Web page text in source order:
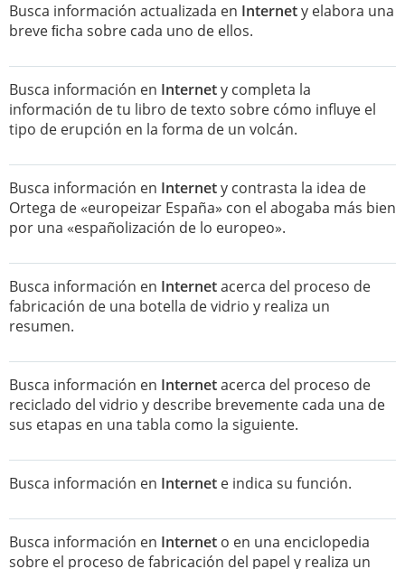
Busca información actualizada en Internety elabora una
breve ﬁcha sobre cada uno de ellos.
Busca información en Internety completa la
información de tu libro de texto sobre cómo influye el
tipo de erupción en la forma de un volcán.
Busca información en Internety contrasta la idea de
Ortega de «europeizar España» con el abogaba más bien
por una «españolización de lo europeo».
Busca información en Internetacerca del proceso de
fabricación de una botella de vidrio y realiza un
resumen.
Busca información en Internetacerca del proceso de
reciclado del vidrio y describe brevemente cada una de
sus etapas en una tabla como la siguiente.
Busca información en Internet e indica su función.
Busca información en Internet o en una enciclopedia
sobre el proceso de fabricación del papel y realiza un